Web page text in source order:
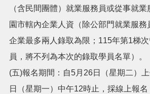
通
訊
錄
政
府
訊
公
（含民間團體）就業服務員或從事就
園市轄內企業人資（除公部門就業服務
企業最多兩人錄取為限；115年第1梯
員，將不列為本次的錄取學員名單）。
(五)報名期間：自5月26日（星期二）
日（星期一）中午12時止，採線上報